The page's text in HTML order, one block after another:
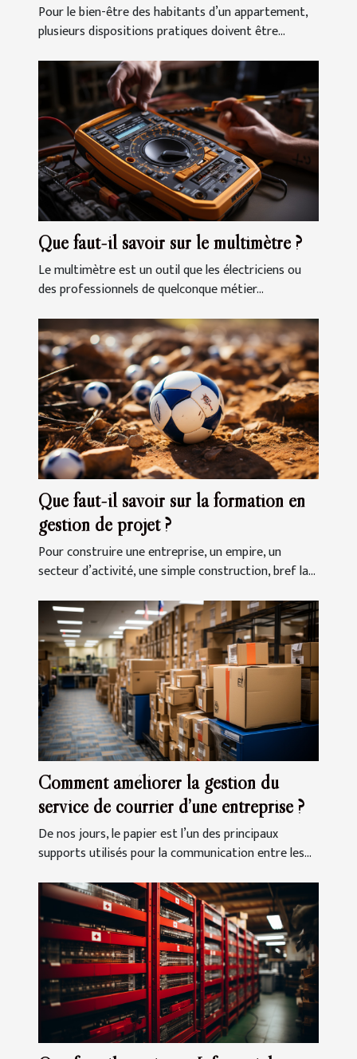
Pour le bien-être des habitants d’un appartement,
plusieurs dispositions pratiques doivent être...
Que faut-il savoir sur le multimètre ?
Le multimètre est un outil que les électriciens ou
des professionnels de quelconque métier...
Que faut-il savoir sur la formation en
gestion de projet ?
Pour construire une entreprise, un empire, un
secteur d’activité, une simple construction, bref la...
Comment améliorer la gestion du
service de courrier d’une entreprise ?
De nos jours, le papier est l’un des principaux
supports utilisés pour la communication entre les...